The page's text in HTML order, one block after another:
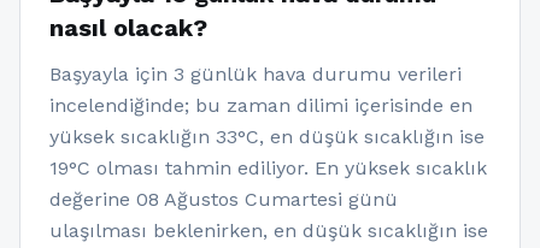
nasıl olacak?
Başyayla için 3 günlük hava durumu verileri
incelendiğinde; bu zaman dilimi içerisinde en
yüksek sıcaklığın 33°C, en düşük sıcaklığın ise
19°C olması tahmin ediliyor. En yüksek sıcaklık
değerine 08 Ağustos Cumartesi günü
ulaşılması beklenirken, en düşük sıcaklığın ise